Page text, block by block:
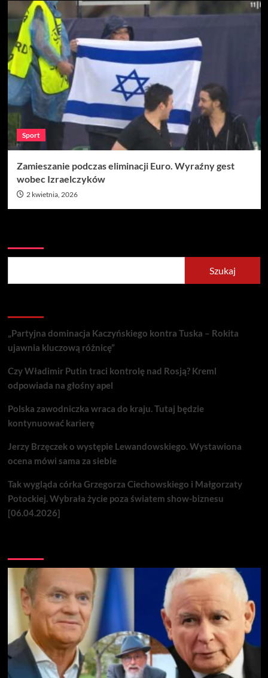
Sport
Zamieszanie podczas eliminacji Euro. Wyraźny gest
wobec Izraelczyków
2 kwietnia, 2026
Szukaj
„Partyjna dominacja Kaczyńskiego kontra Tuska – Rokita
ujawnia kluczową różnicę”
Czy Władimir Putin traci kontrolę nad Rosją? Kreml
odpowiada na głośny apel
Polska zawodniczka wraca do kraju. Tutaj będzie
kontynuować karierę
Jerzy Brzęczek o występie Lewandowskiego. Wystawiona
ocena mówi sama za siebie
Tak wygląda córka Grzegorza Ciechowskiego i Małgorzaty
Potockiej. Wybrała życie poza światem show-biznesu
[06.04.2026]